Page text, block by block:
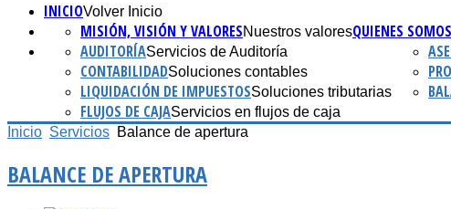
INICIOVolver Inicio
QUIENES SOMOS
MISIÓN, VISIÓN Y VALORESNuestros valores
AUDITORÍAServicios de Auditoría
CONTABILIDADSoluciones contables
LIQUIDACIÓN DE IMPUESTOSSoluciones tributarias
FLUJOS DE CAJAServicios en flujos de caja
Inicio Servicios Balance de apertura
BALANCE DE APERTURA